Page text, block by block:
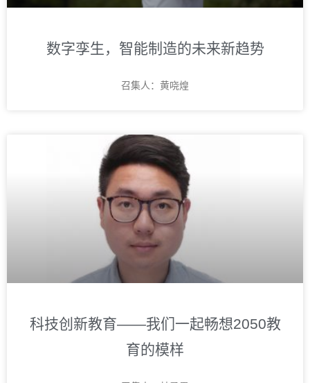
数字孪生，智能制造的未来新趋势
召集人：黄哓煌
科技创新教育——我们一起畅想2050教
育的模样